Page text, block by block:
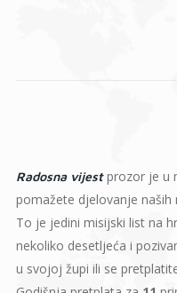
Radosna vijestprozor je u
pomažete djelovanje naših
To je jedini misijski list na
nekoliko desetljeća i
u svojoj župi ili se